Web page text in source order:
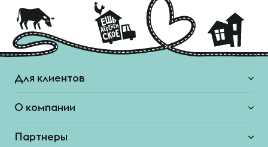
Для клиентов
О компании
Партнеры